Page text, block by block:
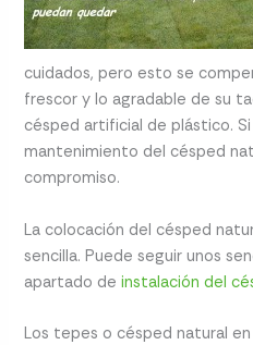
cuidados, pero esto se
frescor y lo agradable de su
césped artificial de plástico.
mantenimiento del césped
compromiso.
La colocación del césped
sencilla. Puede seguir unos
apartado deinstalación del
Los tepes o césped natural